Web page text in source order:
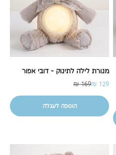
מנורת לילה לתינוק - דובי אפור
מחיר מבצע
129 ₪ מחיר רגיל
169 ₪
הוספה לעגלה